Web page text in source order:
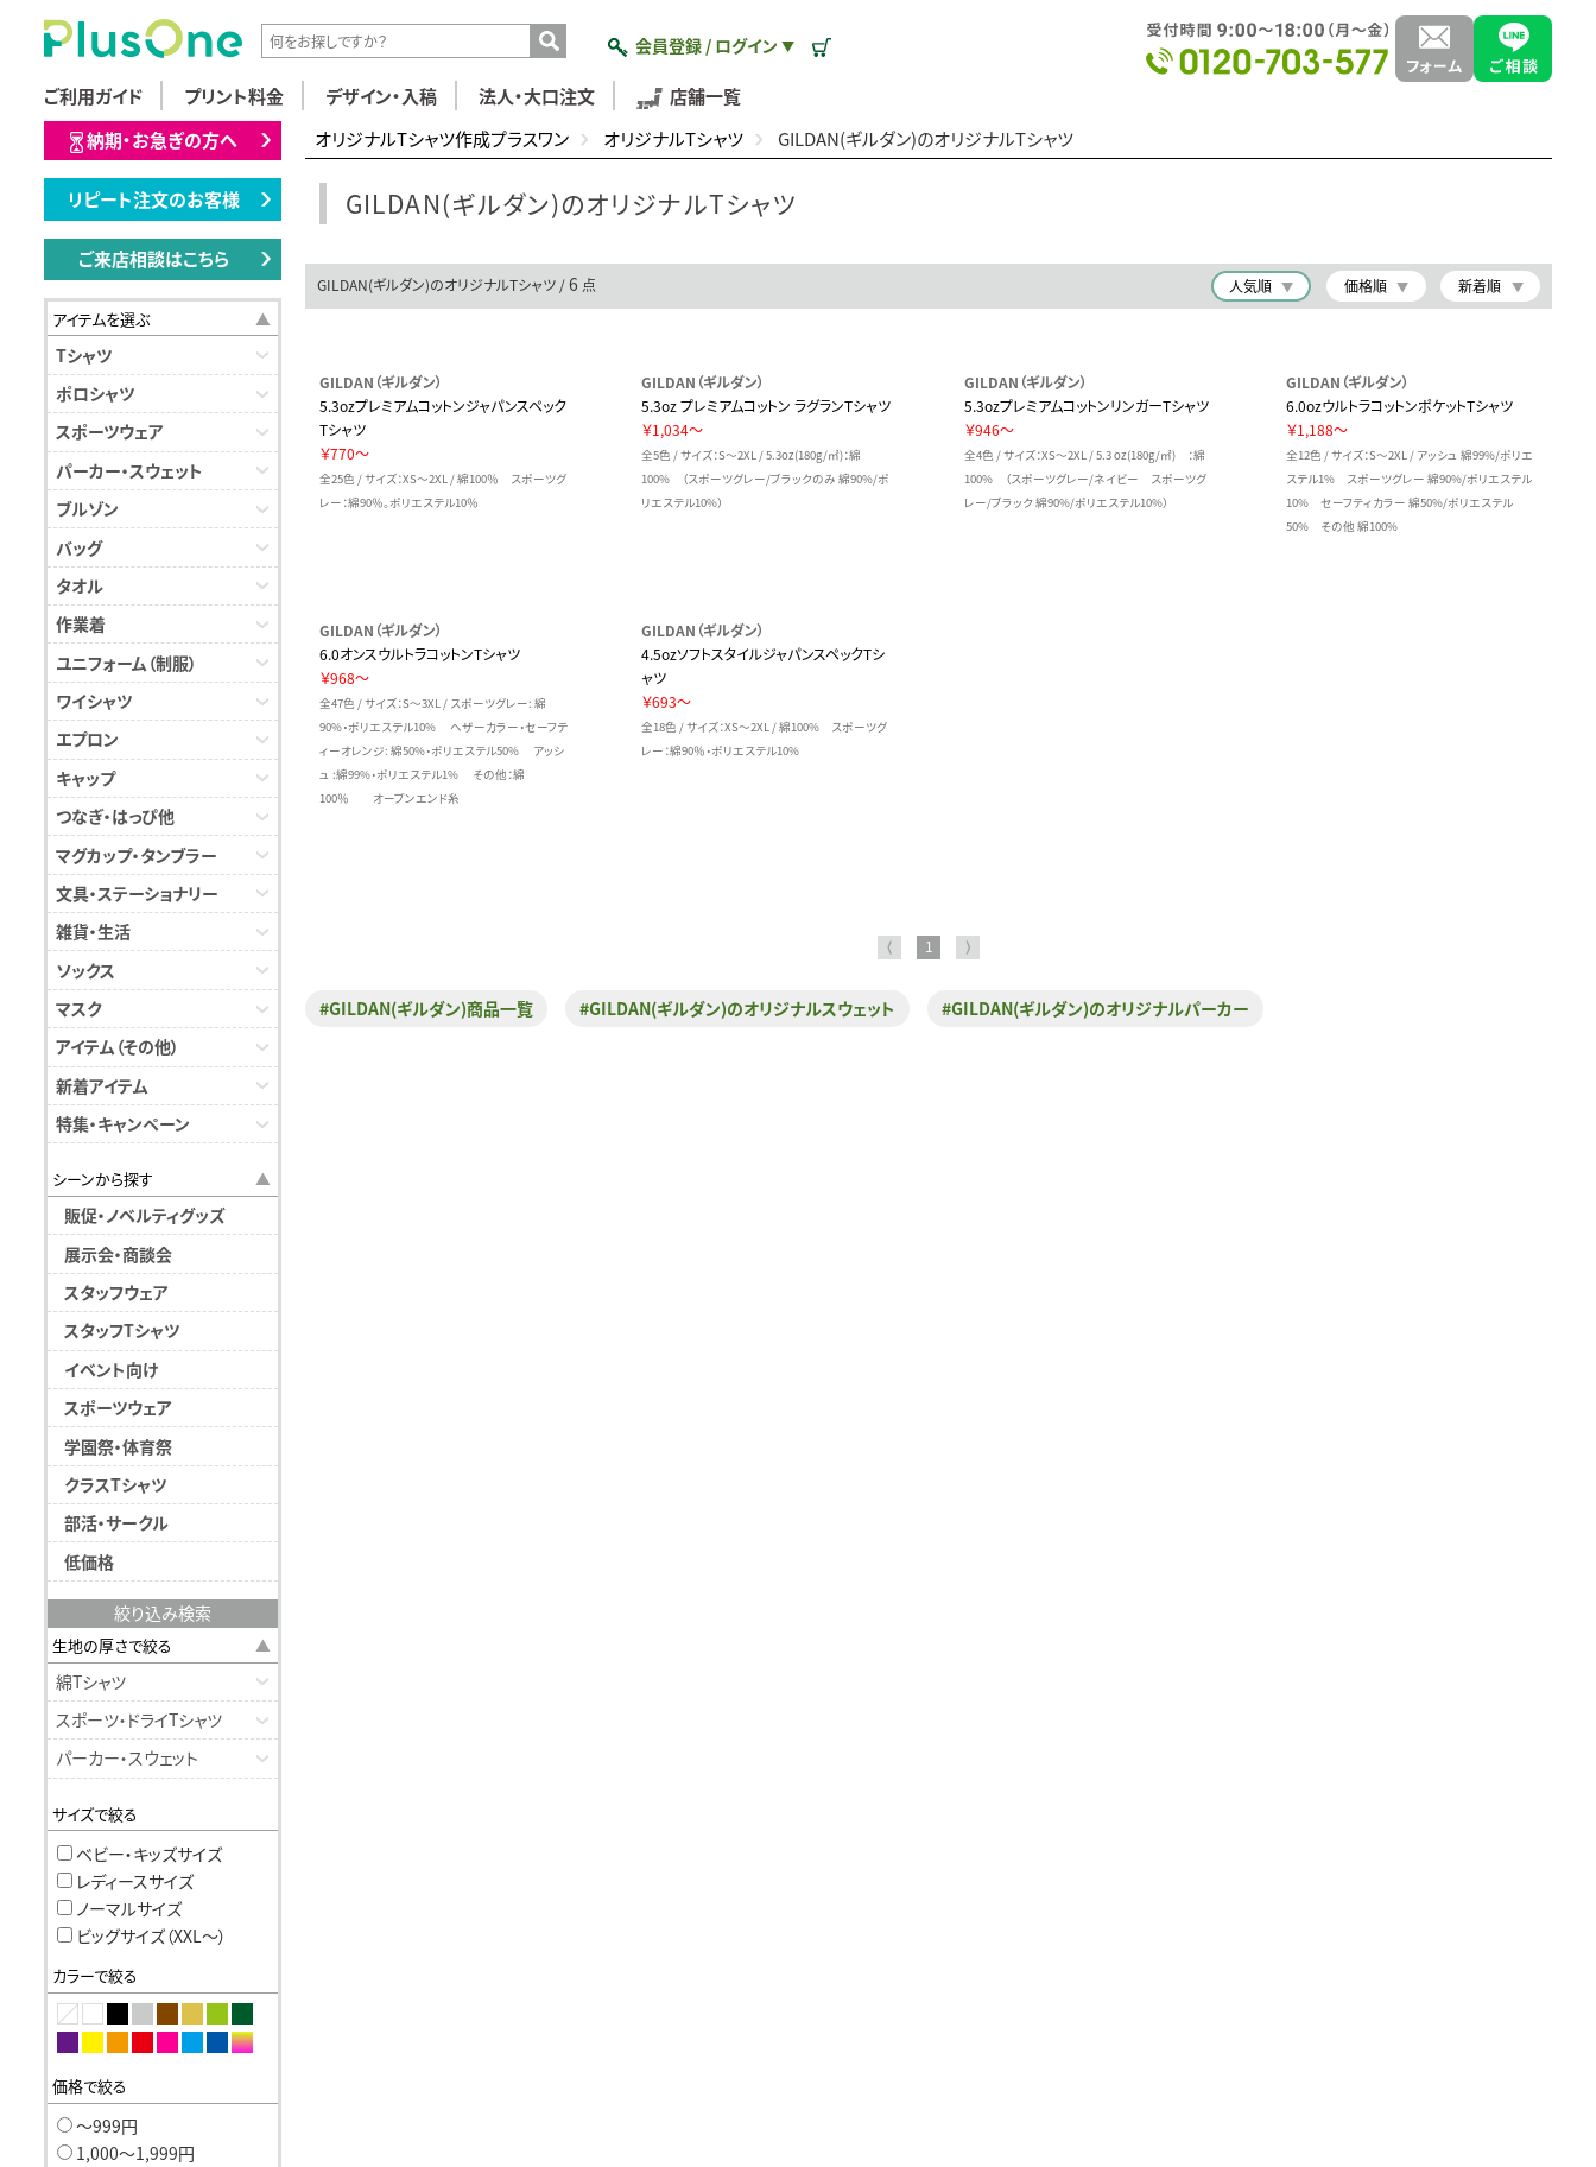
会員登録 / ログイン ▼
ご利用ガイド プリント料金 デザイン・入稿 法人・大口注文
店舗一覧
納期・お急ぎの方へ
リピート注文のお客様
ご来店相談はこちら
アイテムを選ぶ
Tシャツ
ポロシャツ
スポーツウェア
パーカー・スウェット
ブルゾン
バッグ
タオル
作業着
ユニフォーム（制服）
ワイシャツ
エプロン
キャップ
つなぎ・はっぴ他
マグカップ・タンブラー
文具・ステーショナリー
雑貨・生活
ソックス
マスク
アイテム（その他）
新着アイテム
特集・キャンペーン
シーンから探す
販促・ノベルティグッズ
展示会・商談会
スタッフウェア
スタッフTシャツ
イベント向け
スポーツウェア
学園祭・体育祭
クラスTシャツ
部活・サークル
低価格
絞り込み検索
生地の厚さで絞る
綿Tシャツ
スポーツ・ドライTシャツ
パーカー・スウェット
サイズで絞る
ベビー・キッズサイズ
レディースサイズ
ノーマルサイズ
ビッグサイズ（XXL〜）
カラーで絞る
価格で絞る
〜999円
1,000〜1,999円
オリジナルTシャツ作成プラスワン オリジナルTシャツ GILDAN(ギルダン)のオリジナルTシャツ
GILDAN(ギルダン)のオリジナルTシャツ
GILDAN(ギルダン)のオリジナルTシャツ /6 点 人気順 価格順 新着順
GILDAN（ギルダン）
5.3ozプレミアムコットンジャパンスペック
Tシャツ
￥770～
全25色 / サイズ：XS～2XL / 綿100％ スポーツグ
レー：綿90％。ポリエステル10％
GILDAN（ギルダン）
5.3oz プレミアムコットン ラグランTシャツ
￥1,034～
全5色 / サイズ：S～2XL / 5.3oz(180g/㎡)：綿
100% （スポーツグレー/ブラックのみ 綿90%/ポ
リエステル10%）
GILDAN（ギルダン）
5.3ozプレミアムコットンリンガーTシャツ
￥946～
全4色 / サイズ：XS～2XL / 5.3 oz(180g/㎡) ：綿
100% （スポーツグレー/ネイビー スポーツグ
レー/ブラック 綿90%/ポリエステル10%）
GILDAN（ギルダン）
6.0ozウルトラコットンポケットTシャツ
￥1,188～
全12色 / サイズ：S～2XL / アッシュ 綿99%/ポリエ
ステル1% スポーツグレー 綿90%/ポリエステル
10% セーフティカラー 綿50%/ポリエステル
50% その他 綿100%
GILDAN（ギルダン）
6.0オンスウルトラコットンTシャツ
￥968～
全47色 / サイズ：S～3XL / スポーツグレー: 綿
90%・ポリエステル10% ヘザーカラー・セーフテ
ィーオレンジ: 綿50%・ポリエステル50% アッシ
ュ :綿99%・ポリエステル1% その他：綿
100％ オープンエンド糸
GILDAN（ギルダン）
4.5ozソフトスタイルジャパンスペックTシ
ャツ
￥693～
全18色 / サイズ：XS～2XL / 綿100% スポーツグ
レー：綿90％・ポリエステル10%
⟨ 1 ⟩
#GILDAN(ギルダン)商品一覧 #GILDAN(ギルダン)のオリジナルスウェット #GILDAN(ギルダン)のオリジナルパーカー